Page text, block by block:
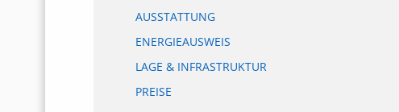
AUSSTATTUNG
ENERGIEAUSWEIS
LAGE & INFRASTRUKTUR
PREISE